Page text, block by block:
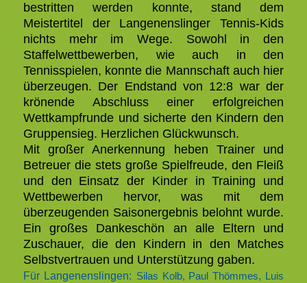
bestritten werden konnte, stand dem
Meistertitel der Langenenslinger Tennis-Kids
nichts mehr im Wege. Sowohl in den
Staffelwettbewerben, wie auch in den
Tennisspielen, konnte die Mannschaft auch hier
überzeugen. Der Endstand von 12:8 war der
krönende Abschluss einer erfolgreichen
Wettkampfrunde und sicherte den Kindern den
Gruppensieg. Herzlichen Glückwunsch.
Mit großer Anerkennung heben Trainer und
Betreuer die stets große Spielfreude, den Fleiß
und den Einsatz der Kinder in Training und
Wettbewerben hervor, was mit dem
überzeugenden Saisonergebnis belohnt wurde.
Ein großes Dankeschön an alle Eltern und
Zuschauer, die den Kindern in den Matches
Selbstvertrauen und Unterstützung gaben.
Für Langenenslingen: Silas Kolb, Paul Thömmes, Luis